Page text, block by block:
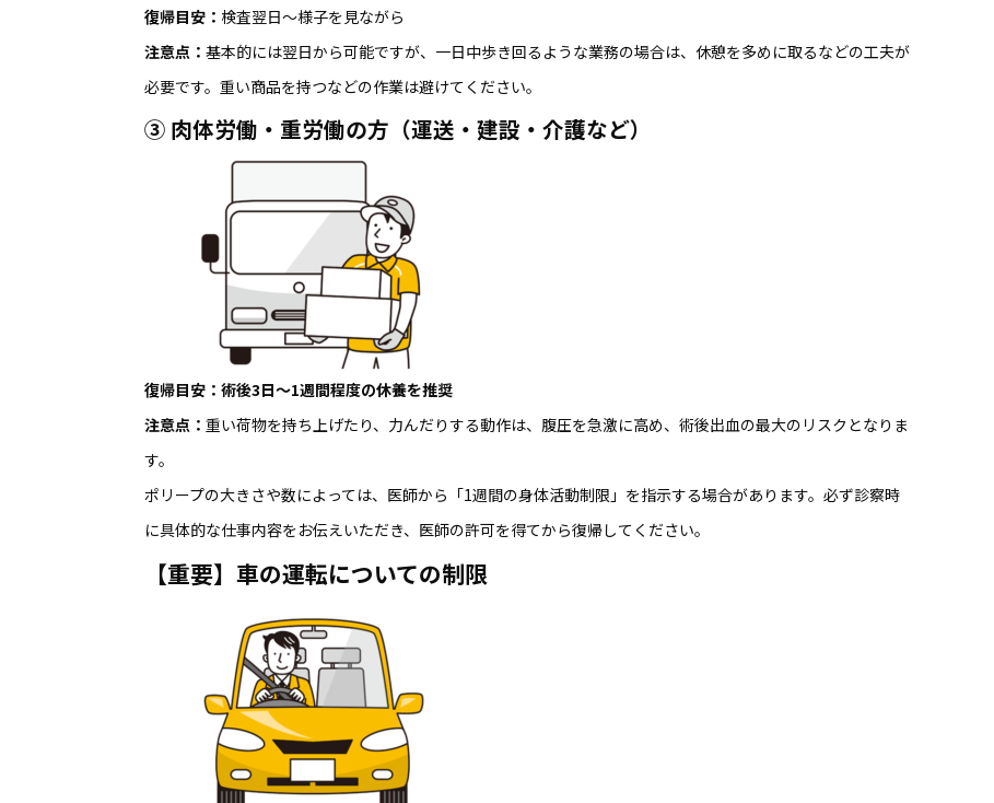
復帰目安： 検査翌日〜様子を見ながら
注意点： 基本的には翌日から可能ですが、一日中歩き回るような業務の場合は、休憩を多めに取るなどの工夫が
必要です。重い商品を持つなどの作業は避けてください。
③ 肉体労働・重労働の方（運送・建設・介護など）
復帰目安：術後3日〜1週間程度の休養を推奨
注意点： 重い荷物を持ち上げたり、力んだりする動作は、腹圧を急激に高め、術後出血の最大のリスクとなりま
す。
ポリープの大きさや数によっては、医師から「1週間の身体活動制限」を指示する場合があります。必ず診察時
に具体的な仕事内容をお伝えいただき、医師の許可を得てから復帰してください。
【重要】車の運転についての制限